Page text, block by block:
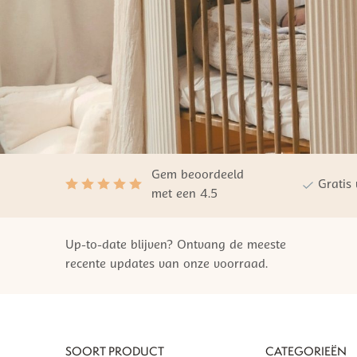
Gem beoordeeld
met een 4.5
Gratis
Up-to-date blijven? Ontvang de meeste
recente updates van onze voorraad.
SOORT PRODUCT CATEGORIEËN